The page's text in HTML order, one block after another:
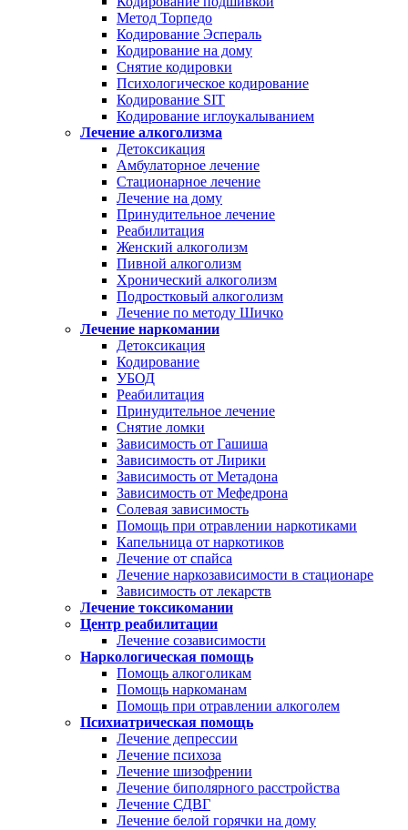
Метод Торпедо
Кодирование Эспераль
Кодирование на дому
Снятие кодировки
Психологическое кодирование
Кодирование SIT
Кодирование иглоукалыванием
Лечение алкоголизма
Детоксикация
Амбулаторное лечение
Стационарное лечение
Лечение на дому
Принудительное лечение
Реабилитация
Женский алкоголизм
Пивной алкоголизм
Хронический алкоголизм
Подростковый алкоголизм
Лечение по методу Шичко
Лечение наркомании
Детоксикация
Кодирование
УБОД
Реабилитация
Принудительное лечение
Снятие ломки
Зависимость от Гашиша
Зависимость от Лирики
Зависимость от Метадона
Зависимость от Мефедрона
Солевая зависимость
Помощь при отравлении наркотиками
Капельница от наркотиков
Лечение от спайса
Лечение наркозависимости в стационаре
Зависимость от лекарств
Лечение токсикомании
Центр реабилитации
Лечение созависимости
Наркологическая помощь
Помощь алкоголикам
Помощь наркоманам
Помощь при отравлении алкоголем
Психиатрическая помощь
Лечение депрессии
Лечение психоза
Лечение шизофрении
Лечение биполярного расстройства
Лечение СДВГ
Лечение белой горячки на дому